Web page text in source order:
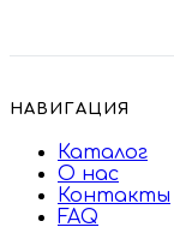
НАВИГАЦИЯ
Каталог
О нас
Контакты
FAQ